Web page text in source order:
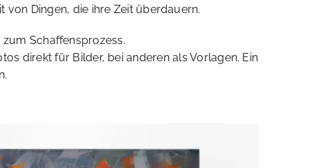
von Dingen, die ihre Zeit überdauern.
Schaffensprozess.
direkt für Bilder, bei anderen als Vorlagen. Ein